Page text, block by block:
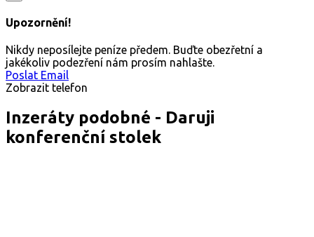
Upozornění!
Nikdy neposílejte peníze předem. Buďte obezřetní a
jakékoliv podezření nám prosím nahlašte.
Poslat Email
Zobrazit telefon
Inzeráty podobné - Daruji
konferenční stolek